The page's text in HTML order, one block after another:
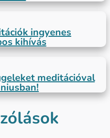
ingyenes
kihívás
meditációval